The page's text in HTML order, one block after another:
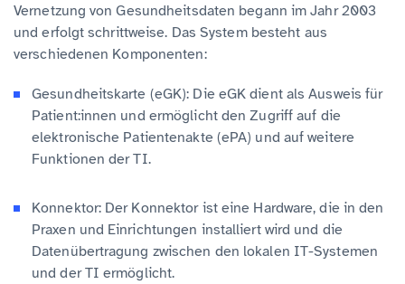
Vernetzung von Gesundheitsdaten begann im Jahr 2003
und erfolgt schrittweise. Das System besteht aus
verschiedenen Komponenten:
Gesundheitskarte (eGK): Die eGK dient als Ausweis für
Patient:innen und ermöglicht den Zugriff auf die
elektronische Patientenakte (ePA) und auf weitere
Funktionen der TI.
Konnektor: Der Konnektor ist eine Hardware, die in den
Praxen und Einrichtungen installiert wird und die
Datenübertragung zwischen den lokalen IT-Systemen
und der TI ermöglicht.